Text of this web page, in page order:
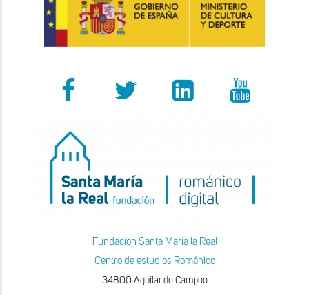
Fundacion Santa Maria la Real
Centro de estudios Románico
34800 Aguilar de Campoo